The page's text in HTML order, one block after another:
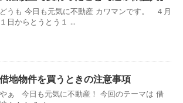
どうも 今日も元気に不動産 カワマンです。 ４月
１日からとうとう１ ...
借地物件を買うときの注意事項
やぁ 今日も元気に不動産！ 今回のテーマは 借